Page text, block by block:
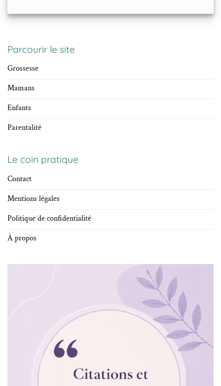
Parcourir le site
Grossesse
Mamans
Enfants
Parentalité
Le coin pratique
Contact
Mentions légales
Politique de confidentialité
À propos